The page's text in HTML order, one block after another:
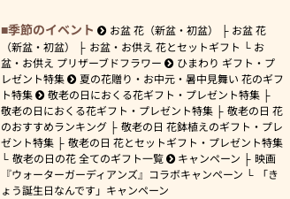
季節のイベント お盆 花（新盆・初盆）
お盆 花
（新盆・初盆）
お盆・お供え 花とセットギフト
お
盆・お供え プリザーブドフラワー
ひまわり ギフト・プ
レゼント特集
夏の花贈り・お中元・暑中見舞い 花のギフ
ト特集
敬老の日におくる花ギフト・プレゼント特集
敬老の日におくる花ギフト・プレゼント特集
敬老の日 花
のおすすめランキング
敬老の日 花鉢植えのギフト・プレ
ゼント特集
敬老の日 花とセットギフト・プレゼント特集
敬老の日の花 全てのギフト一覧
キャンペーン
映画
『ウォーターガーディアンズ』コラボキャンペーン
「き
ょう誕生日なんです」キャンペーン